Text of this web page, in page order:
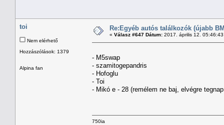
toi
Nem elérhető
Hozzászólások: 1379
Alpina fan
Re:Egyéb autós találkozók (újabb
« Válasz #647 Dátum: 2017. április 12.
- M5swap
- szamitogepandris
- Hofoglu
- Toi
- Mikó e - 28 (remélem ne baj, elvégre
750ia